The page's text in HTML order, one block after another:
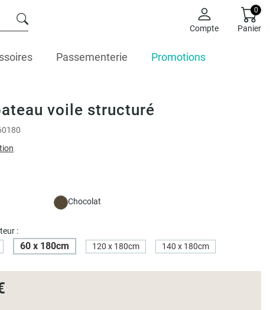
Compte
0
Panier
Passementerie Promotions
voile structuré
Chocolat
:
60 x 180cm 120 x 180cm 140 x 180cm